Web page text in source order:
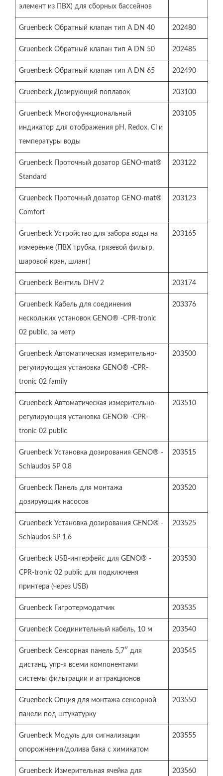
элемент из ПВХ) для сборных бассейнов
Gruenbeck Обратный клапан тип А DN 40 202480
Gruenbeck Обратный клапан тип А DN 50 202485
Gruenbeck Обратный клапан тип А DN 65 202490
Gruenbeck Дозирующий поплавок 203100
Gruenbeck Многофункциональный
индикатор для отображения рН, Redox, Cl и
температуры воды
203105
Gruenbeck Проточный дозатор GENO-mat®
Standard
203122
Gruenbeck Проточный дозатор GENO-mat®
Comfort
203123
Gruenbeck Устройство для забора воды на
измерение (ПВХ трубка, грязевой фильтр,
шаровой кран, шланг)
203165
Gruenbeck Вентиль DHV 2 203174
Gruenbeck Кабель для соединения
нескольких установок GENO® -CPR-tronic
02 public, за метр
203376
Gruenbeck Автоматическая измерительно-
регулирующая установка GENO® -CPR-
tronic 02 family
203500
Gruenbeck Автоматическая измерительно-
регулирующая установка GENO® -CPR-
tronic 02 public
203510
Gruenbeck Установка дозирования GENO® -
Schlaudos SP 0,8
203515
Gruenbeck Панель для монтажа
дозирующих насосов
203520
Gruenbeck Установка дозирования GENO® -
Schlaudos SP 1,6
203525
Gruenbeck USB-интерфейс для GENO® -
CPR-tronic 02 public для подключеня
принтера (через USB)
203530
Gruenbeck Гигротермодатчик 203535
Gruenbeck Соединительный кабель, 10 м 203540
Gruenbeck Сенсорная панель 5,7″ для
дистанц. упр-я всеми компонентами
системы фильтрации и аттракционов
203545
Gruenbeck Опция для монтажа сенсорной
панели под штукатурку
203550
Gruenbeck Модуль для сигнализации
опорожнения/долива бака с химикатом
203555
Gruenbeck Измерительная ячейка для
203560